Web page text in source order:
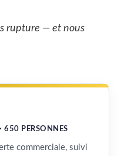
rupture — et nous
650 PERSONNES
commerciale, suivi